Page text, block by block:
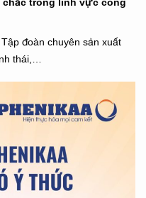
đoàn chuyên sản xuất
thái,…